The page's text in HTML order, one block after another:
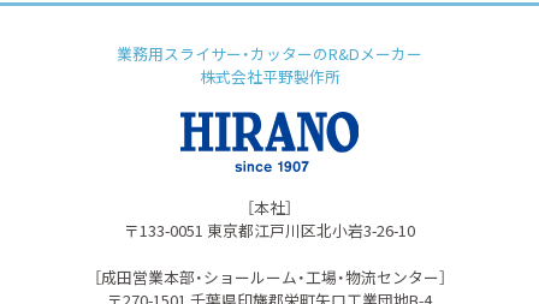
業務用スライサー・カッターのR&Dメーカー
株式会社平野製作所
［本社］
〒133-0051 東京都江⼾川区北⼩岩3-26-10
［成⽥営業本部・ショールーム・⼯場・物流センター］